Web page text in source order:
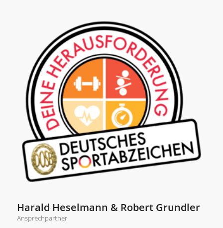
Harald Heselmann & Robert Grundler
Ansprechpartner